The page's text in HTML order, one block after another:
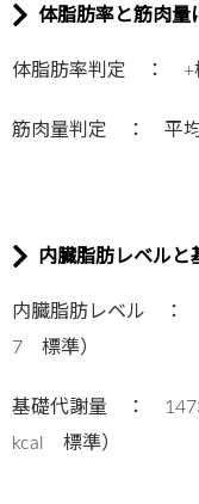
体脂肪率と筋肉量
体脂肪率判定 ： +
筋肉量判定 ： 平
内臓脂肪レベルと
内臓脂肪レベル
7 標準）
基礎代謝量 ：
kcal 標準）